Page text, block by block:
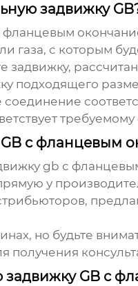
задвижку
фланцевым
газа, с которым
задвижку,
подходящего
требуемому
GB с фланцевым
gb с
у
но будьте
получения
GB с